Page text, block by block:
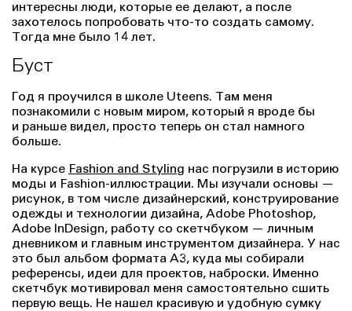
интересны люди, которые ее делают, а после
захотелось попробовать что-то создать самому.
Тогда мне было 14 лет.
Буст
Год я проучился в школе Uteens. Там меня
познакомили с новым миром, который я вроде бы
и раньше видел, просто теперь он стал намного
больше.
На курсе Fashion and Styling нас погрузили в историю
моды и Fashion-иллюстрации. Мы изучали основы —
рисунок, в том числе дизайнерский, конструирование
одежды и технологии дизайна, Adobe Photoshop,
Adobe InDesign, работу со скетчбуком — личным
дневником и главным инструментом дизайнера. У нас
это был альбом формата А3, куда мы собирали
референсы, идеи для проектов, наброски. Именно
скетчбук мотивировал меня самостоятельно сшить
первую вещь. Не нашел красивую и удобную сумку